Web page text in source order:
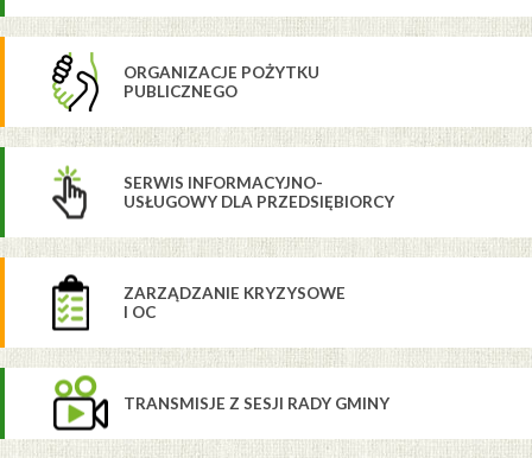
ORGANIZACJE POŻYTKU
PUBLICZNEGO
SERWIS INFORMACYJNO-
USŁUGOWY DLA PRZEDSIĘBIORCY
ZARZĄDZANIE KRYZYSOWE
I OC
TRANSMISJE Z SESJI RADY GMINY